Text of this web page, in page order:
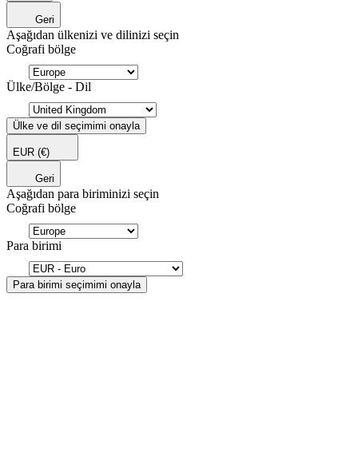
Geri
Aşağıdan ülkenizi ve dilinizi seçin
Coğrafi bölge
Ülke/Bölge - Dil
Ülke ve dil seçimimi onayla
EUR (€)
Geri
Aşağıdan para biriminizi seçin
Coğrafi bölge
Para birimi
Para birimi seçimimi onayla